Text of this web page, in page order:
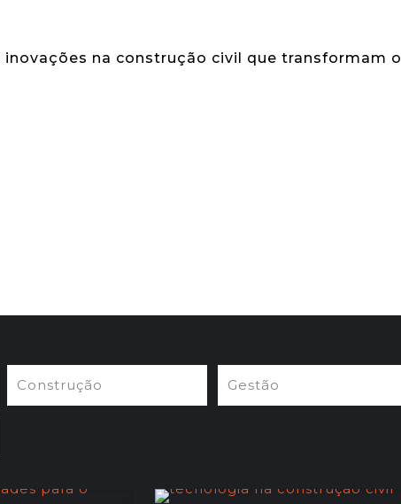
na construção civil que transformam o
Construção Gestão